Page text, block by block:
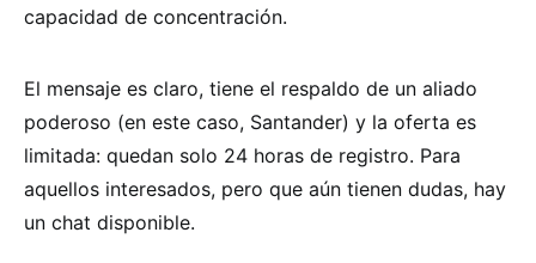
capacidad de concentración.
El mensaje es claro, tiene el respaldo de un aliado
poderoso (en este caso, Santander) y la oferta es
limitada: quedan solo 24 horas de registro. Para
aquellos interesados, pero que aún tienen dudas, hay
un chat disponible.